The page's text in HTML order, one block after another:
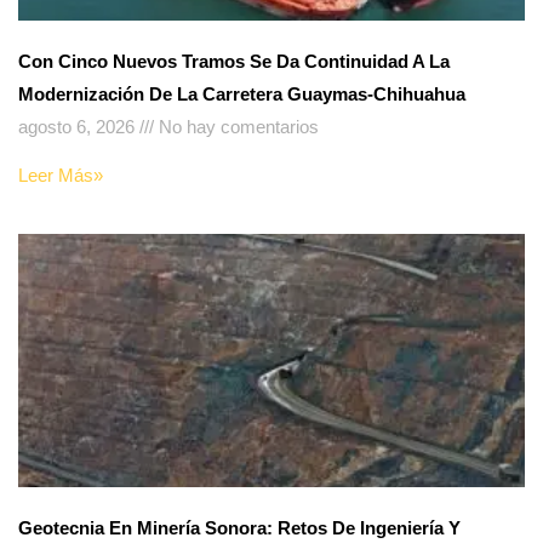
Con Cinco Nuevos Tramos Se Da Continuidad A La
Modernización De La Carretera Guaymas-Chihuahua
agosto 6, 2026
No hay comentarios
Leer Más»
Geotecnia En Minería Sonora: Retos De Ingeniería Y